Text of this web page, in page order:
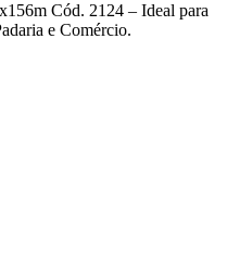
Cód. 2124 – Ideal para
e Comércio.